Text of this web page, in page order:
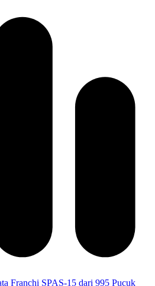
Franchi SPAS-15 dari 995 Pucuk